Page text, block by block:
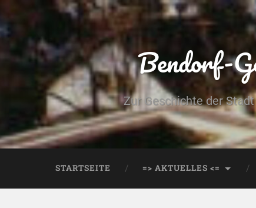
Bendorf-
Zur Geschichte der
STARTSEITE => AKTUELLES <=